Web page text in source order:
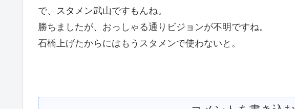
で、スタメン武山ですもんね。
勝ちましたが、おっしゃる通りビジョンが不明ですね。
石橋上げたからにはもうスタメンで使わないと。